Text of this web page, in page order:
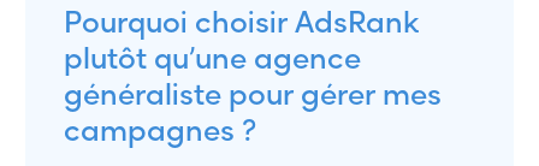
Pourquoi choisir AdsRank
plutôt qu’une agence
généraliste pour gérer mes
campagnes ?